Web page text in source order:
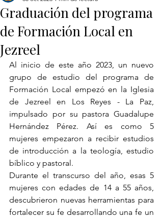
Graduación del programa
de Formación Local en
Jezreel
Al inicio de este año 2023, un nuevo
grupo de estudio del programa de
Formación Local empezó en la Iglesia
de Jezreel en Los Reyes - La Paz,
impulsado por su pastora Guadalupe
Hernández Pérez. Así es como 5
mujeres empezaron a recibir estudios
de introducción a la teología, estudio
bíblico y pastoral.
Durante el transcurso del año, esas 5
mujeres con edades de 14 a 55 años,
descubrieron nuevas herramientas para
fortalecer su fe desarrollando una fe un